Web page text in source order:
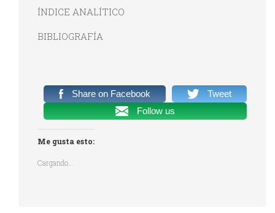
ÍNDICE ANALÍTICO
BIBLIOGRAFÍA
Share on Facebook
Tweet
Follow us
Me gusta esto:
Cargando...